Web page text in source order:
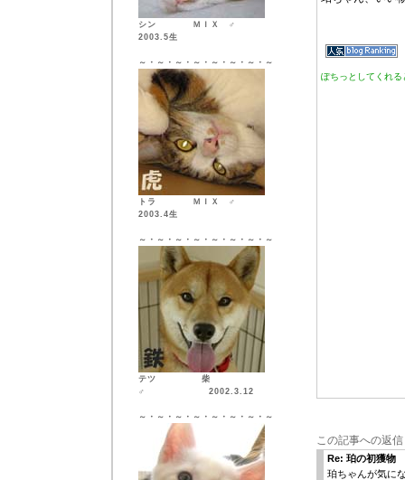
シン ＭＩＸ ♂
2003.5生
～・～・～・～・～・～・～・～
トラ ＭＩＸ ♂
2003.4生
～・～・～・～・～・～・～・～
テツ 柴
♂ 2002.3.12
～・～・～・～・～・～・～・～
ぽちっとしてくれ
この記事への返信
Re: 珀の初獲物
珀ちゃんが気に